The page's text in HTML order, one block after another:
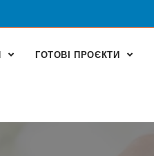
ГОТОВІ ПРОЄКТИ